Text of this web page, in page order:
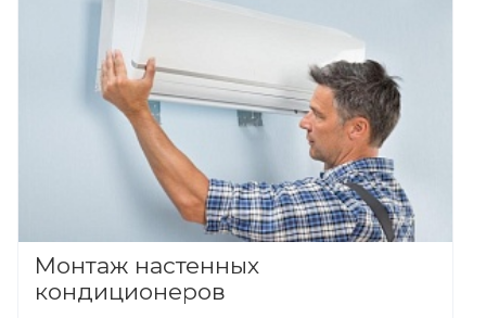
Монтаж настенных
кондиционеров